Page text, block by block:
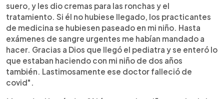
suero, y les dio cremas para las ronchas y el
tratamiento. Si él no hubiese llegado, los practicantes
de medicina se hubiesen paseado en mi niño. Hasta
exámenes de sangre urgentes me habían mandado a
hacer. Gracias a Dios que llegó el pediatra y se enteró lo
que estaban haciendo con mi niño de dos años
también. Lastimosamente ese doctor falleció de
covid".